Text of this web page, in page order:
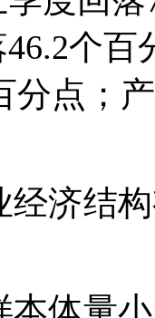
46.2个百
分点；
经济结
本体量